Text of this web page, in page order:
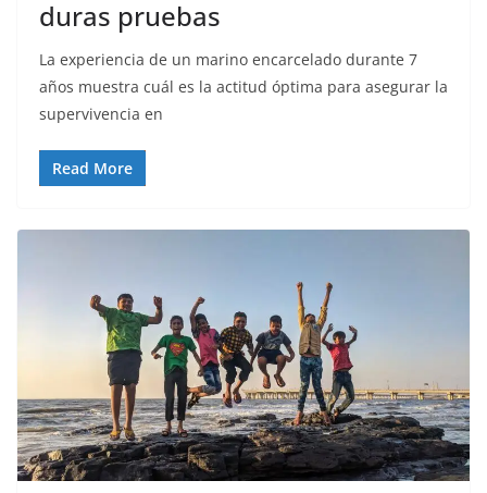
duras pruebas
La experiencia de un marino encarcelado durante 7
años muestra cuál es la actitud óptima para asegurar la
supervivencia en
Read More